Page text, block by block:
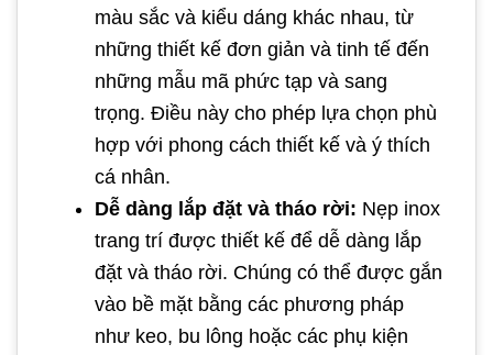
màu sắc và kiểu dáng khác nhau, từ
những thiết kế đơn giản và tinh tế đến
những mẫu mã phức tạp và sang
trọng. Điều này cho phép lựa chọn phù
hợp với phong cách thiết kế và ý thích
cá nhân.
Dễ dàng lắp đặt và tháo rời: Nẹp inox
trang trí được thiết kế để dễ dàng lắp
đặt và tháo rời. Chúng có thể được gắn
vào bề mặt bằng các phương pháp
như keo, bu lông hoặc các phụ kiện